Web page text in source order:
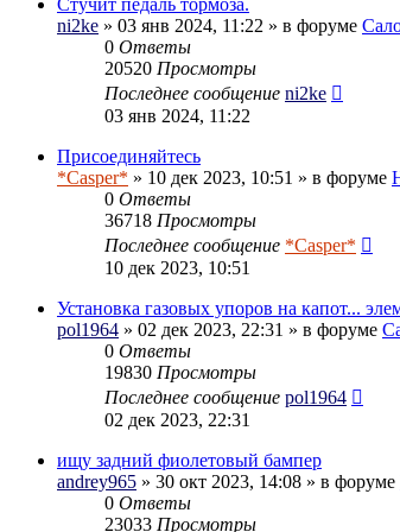
ni2ke » 03 янв 2024, 11:22 » в форуме
0 Ответы
20520 Просмотры
Последнее сообщение ni2ke
03 янв 2024, 11:22
Присоединяйтесь
*Casper* » 10 дек 2023, 10:51 » в форуме
0 Ответы
36718 Просмотры
Последнее сообщение *Casper*
10 дек 2023, 10:51
Установка газовых упоров на капот...
pol1964 » 02 дек 2023, 22:31 » в форуме
0 Ответы
19830 Просмотры
Последнее сообщение pol1964
02 дек 2023, 22:31
ищу задний фиолетовый бампер
andrey965 » 30 окт 2023, 14:08 » в форуме
0 Ответы
23033 Просмотры